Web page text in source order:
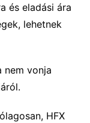
és eladási ára
lehetnek
nem vonja
HFX